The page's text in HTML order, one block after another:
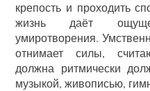
крепость и проходить
жизнь даёт
умиротворения.
отнимает силы,
должна ритмически
музыкой, живописью,